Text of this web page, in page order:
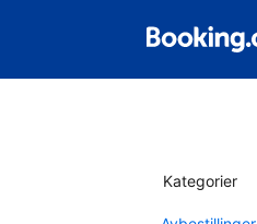
Kategorier